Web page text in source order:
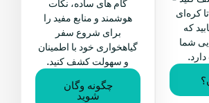
کره‌ای
که
شما
گام های ساده، نکات
هوشمند و منابع مفید را
برای شروع سفر
گیاهخواری خود با اطمینان
و سهولت کشف کنید.
چگونه وگان
شوید